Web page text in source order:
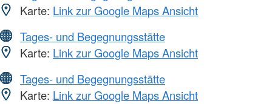
Karte: Link zur Google Maps Ansicht
Tages- und Begegnungsstätte
Karte: Link zur Google Maps Ansicht
Tages- und Begegnungsstätte
Karte: Link zur Google Maps Ansicht